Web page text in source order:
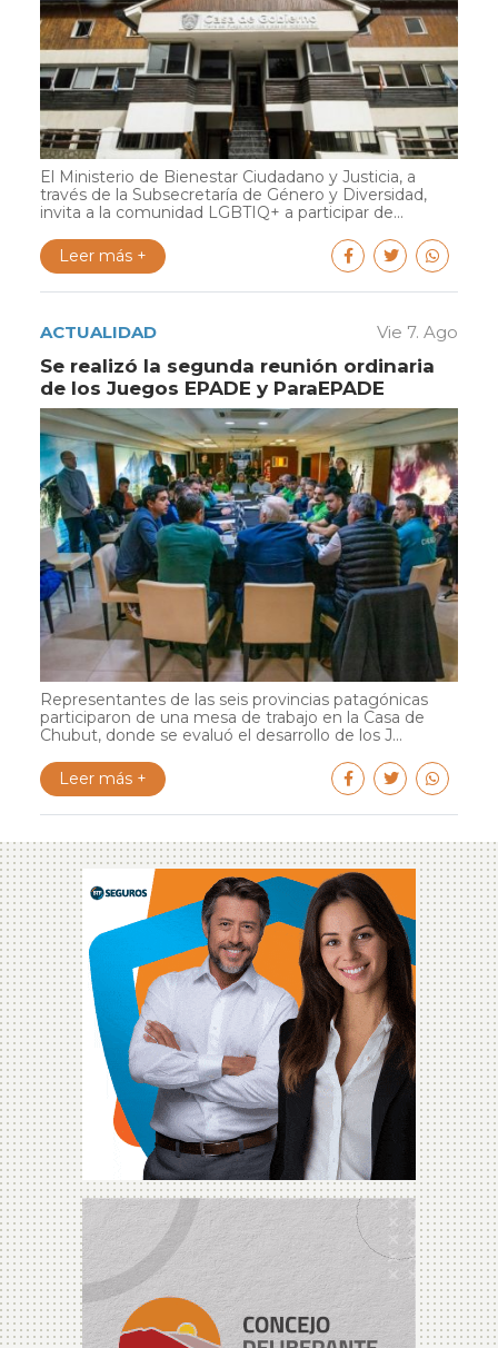
El Ministerio de Bienestar Ciudadano y Justicia, a
través de la Subsecretaría de Género y Diversidad,
invita a la comunidad LGBTIQ+ a participar de...
Leer más +
ACTUALIDAD Vie 7. Ago
Se realizó la segunda reunión ordinaria
de los Juegos EPADE y ParaEPADE
Representantes de las seis provincias patagónicas
participaron de una mesa de trabajo en la Casa de
Chubut, donde se evaluó el desarrollo de los J...
Leer más +